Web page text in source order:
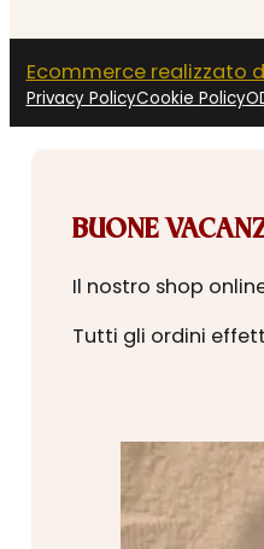
Ecommerce realizzato
Privacy PolicyCookie Policy
BUONE
Il nostro shop
Tutti gli ordini